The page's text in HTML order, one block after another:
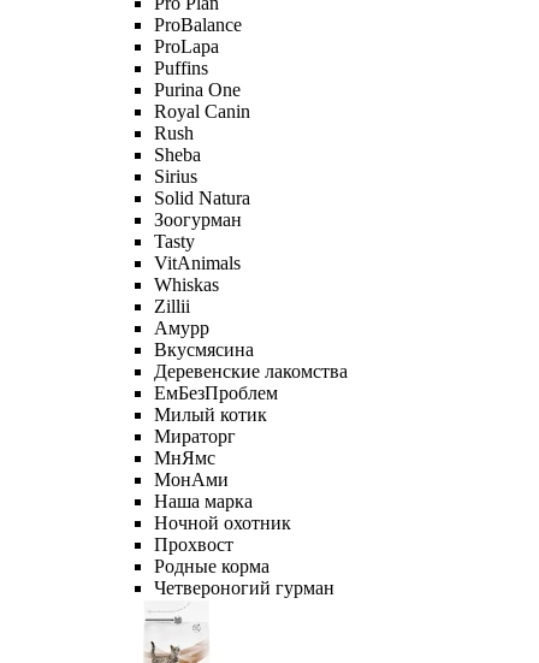
ProBalance
ProLapa
Puffins
Purina One
Royal Canin
Rush
Sheba
Sirius
Solid Natura
Зоогурман
Tasty
VitAnimals
Whiskas
Zillii
Амурр
Вкусмясина
Деревенские лакомства
ЕмБезПроблем
Милый котик
Мираторг
МнЯмс
МонАми
Наша марка
Ночной охотник
Прохвост
Родные корма
Четвероногий гурман